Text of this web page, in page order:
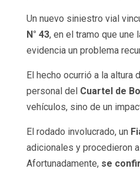
Un nuevo siniestro vial
N° 43, en el tramo que une
evidencia un problema
El hecho ocurrió a la
personal del Cuartel de
vehículos, sino de un
El rodado involucrado, un
adicionales y procedieron
Afortunadamente, se